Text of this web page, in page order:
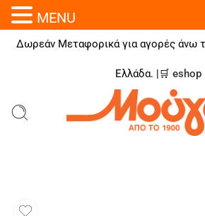
Δωρεάν Μεταφορικά για αγορές άνω
Ελλάδα. |🛒 eshop
MENU